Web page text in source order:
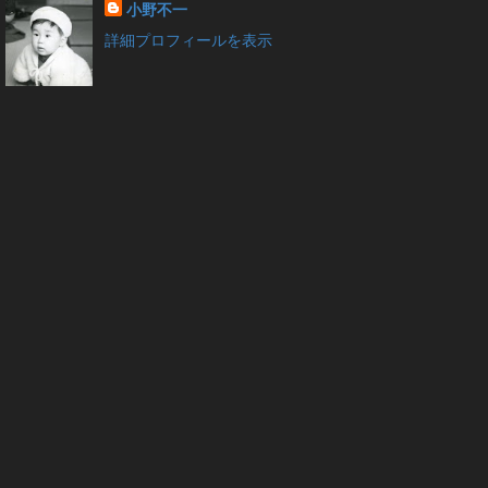
小野不一
詳細プロフィールを表示